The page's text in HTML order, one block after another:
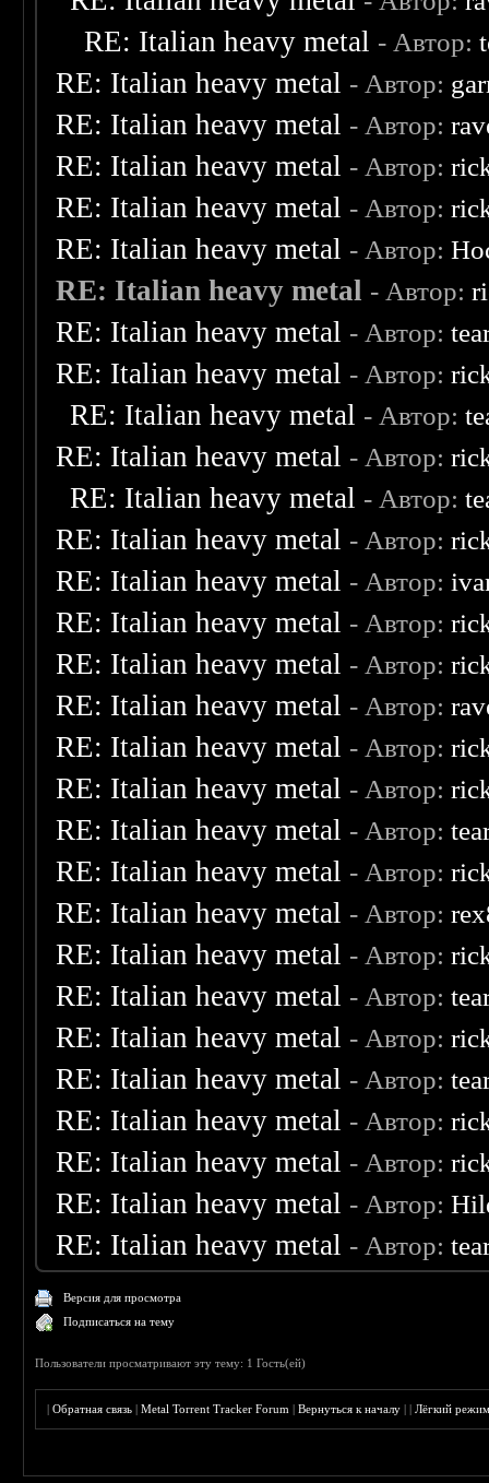
RE: Italian heavy metal - Автор:
RE: Italian heavy metal - Автор:
RE: Italian heavy metal - Автор:
RE: Italian heavy metal - Автор:
RE: Italian heavy metal - Автор:
RE: Italian heavy metal - Автор:
RE: Italian heavy metal - Автор:
RE: Italian heavy metal - Автор:
RE: Italian heavy metal - Автор:
RE: Italian heavy metal - Автор:
RE: Italian heavy metal - Автор:
RE: Italian heavy metal - Автор:
RE: Italian heavy metal - Автор:
RE: Italian heavy metal - Автор:
RE: Italian heavy metal - Автор:
RE: Italian heavy metal - Автор:
RE: Italian heavy metal - Автор:
RE: Italian heavy metal - Автор:
RE: Italian heavy metal - Автор:
RE: Italian heavy metal - Автор:
RE: Italian heavy metal - Автор:
RE: Italian heavy metal - Автор:
RE: Italian heavy metal - Автор:
RE: Italian heavy metal - Автор:
RE: Italian heavy metal - Автор:
RE: Italian heavy metal - Автор:
RE: Italian heavy metal - Автор:
RE: Italian heavy metal - Автор:
RE: Italian heavy metal - Автор:
RE: Italian heavy metal - Автор:
Версия для просмотра
Подписаться на тему
Пользователи просматривают эту тему: 1 Гость(ей)
|Обратная связь |Metal Torrent Tracker Forum |Вернуться к началу ||Лёгкий